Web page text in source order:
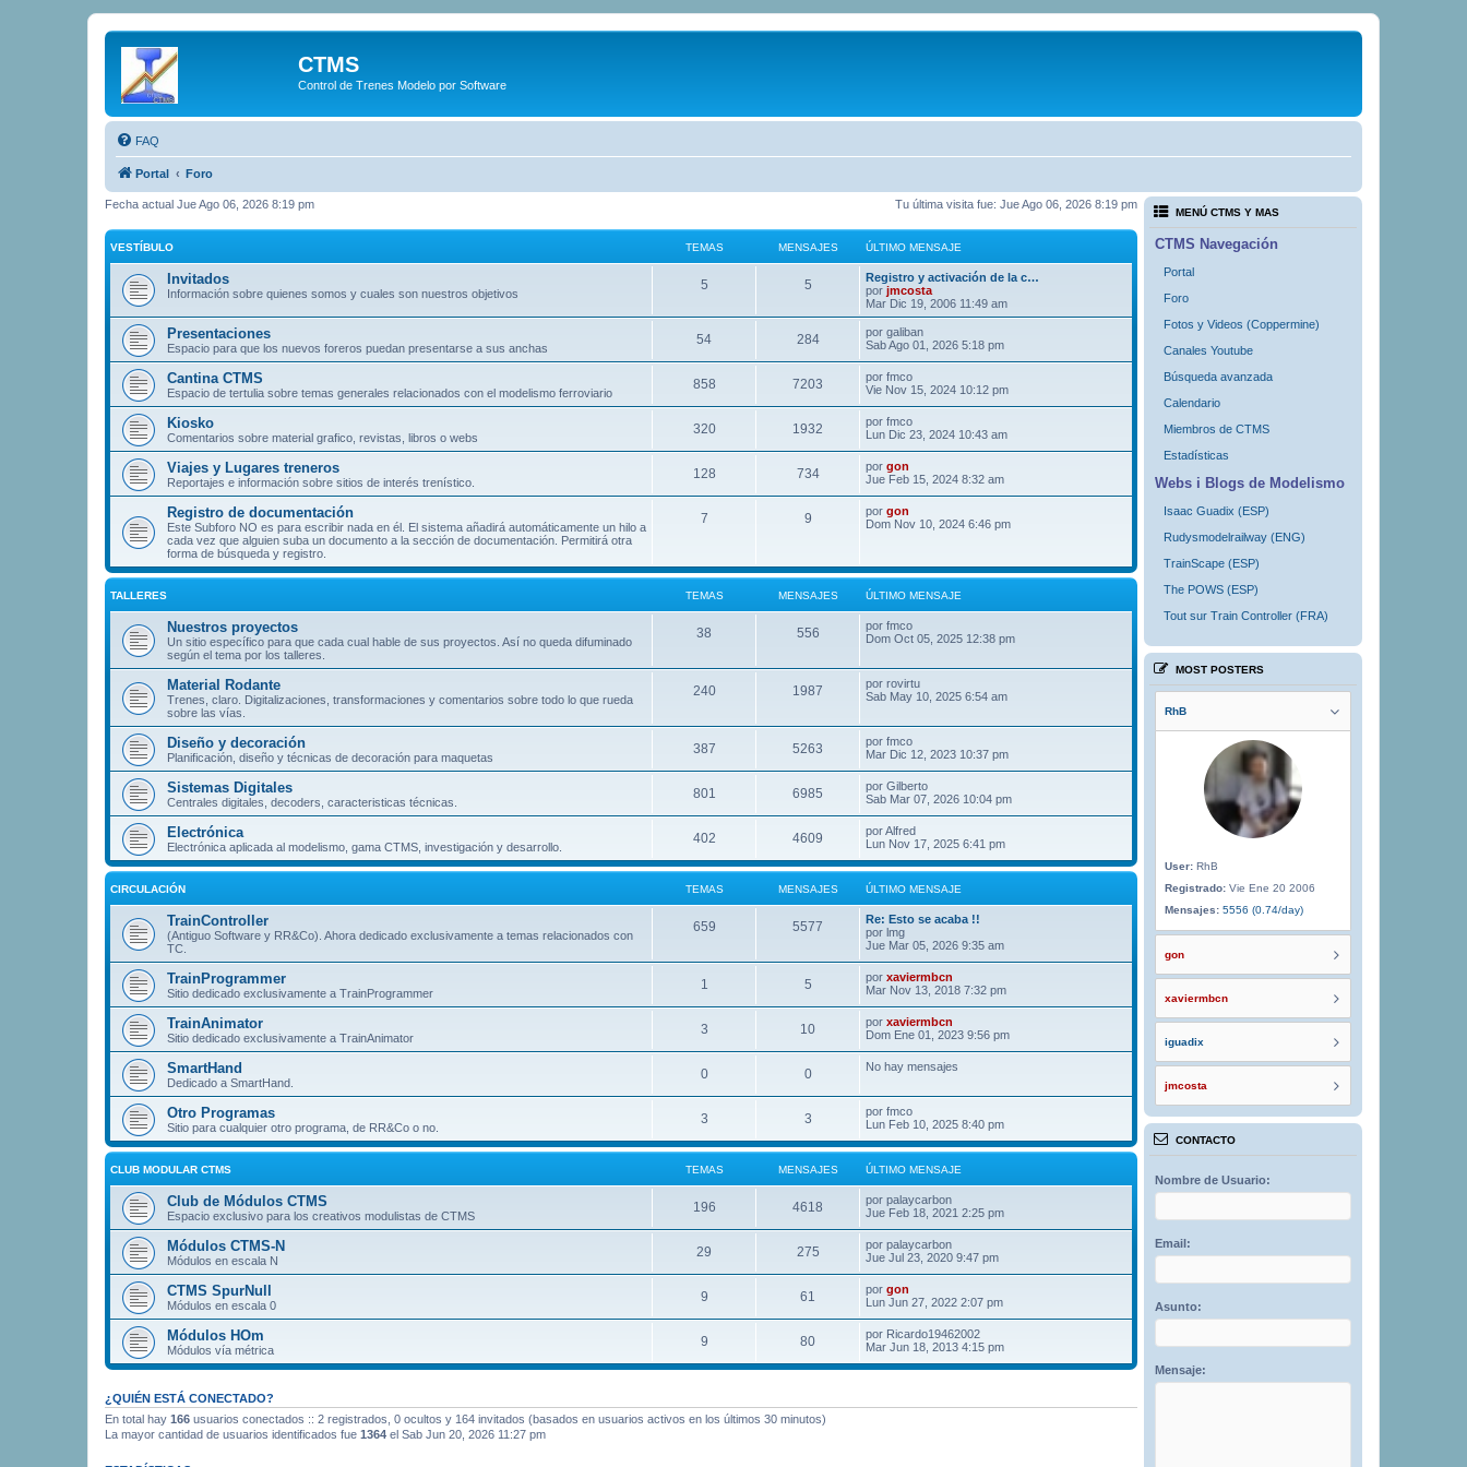
CTMS
Control de Trenes Modelo por Software
FAQ
Portal Foro
Tu última visita fue: Jue Ago 06, 2026 8:19 pm
Fecha actual Jue Ago 06, 2026 8:19 pm
VESTÍBULO TEMAS MENSAJES ÚLTIMO MENSAJE
Invitados
Información sobre quienes somos y cuales son nuestros objetivos
5 5
Registro y activación de la c…
por jmcosta
Mar Dic 19, 2006 11:49 am
Presentaciones
Espacio para que los nuevos foreros puedan presentarse a sus anchas
54 284 por galiban
Sab Ago 01, 2026 5:18 pm
Cantina CTMS
Espacio de tertulia sobre temas generales relacionados con el modelismo ferroviario
858 7203 por fmco
Vie Nov 15, 2024 10:12 pm
Kiosko
Comentarios sobre material grafico, revistas, libros o webs
320 1932 por fmco
Lun Dic 23, 2024 10:43 am
Viajes y Lugares treneros
Reportajes e información sobre sitios de interés trenístico.
128 734 por gon
Jue Feb 15, 2024 8:32 am
Registro de documentación
Este Subforo NO es para escribir nada en él. El sistema añadirá automáticamente un hilo a
cada vez que alguien suba un documento a la sección de documentación. Permitirá otra
forma de búsqueda y registro.
7 9 por gon
Dom Nov 10, 2024 6:46 pm
TALLERES TEMAS MENSAJES ÚLTIMO MENSAJE
Nuestros proyectos
Un sitio específico para que cada cual hable de sus proyectos. Así no queda difuminado
según el tema por los talleres.
38 556 por fmco
Dom Oct 05, 2025 12:38 pm
Material Rodante
Trenes, claro. Digitalizaciones, transformaciones y comentarios sobre todo lo que rueda
sobre las vías.
240 1987 por rovirtu
Sab May 10, 2025 6:54 am
Diseño y decoración
Planificación, diseño y técnicas de decoración para maquetas
387 5263 por fmco
Mar Dic 12, 2023 10:37 pm
Sistemas Digitales
Centrales digitales, decoders, caracteristicas técnicas.
801 6985 por Gilberto
Sab Mar 07, 2026 10:04 pm
Electrónica
Electrónica aplicada al modelismo, gama CTMS, investigación y desarrollo.
402 4609 porAlfred
Lun Nov 17, 2025 6:41 pm
CIRCULACIÓN TEMAS MENSAJES ÚLTIMO MENSAJE
TrainController
(Antiguo Software y RR&Co). Ahora dedicado exclusivamente a temas relacionados con
TC.
659 5577
Re: Esto se acaba !!
por lmg
Jue Mar 05, 2026 9:35 am
TrainProgrammer
Sitio dedicado exclusivamente a TrainProgrammer
1 5 por xaviermbcn
Mar Nov 13, 2018 7:32 pm
TrainAnimator
Sitio dedicado exclusivamente a TrainAnimator
3 10 por xaviermbcn
Dom Ene 01, 2023 9:56 pm
SmartHand
Dedicado a SmartHand.
0 0 No hay mensajes
Otro Programas
Sitio para cualquier otro programa, de RR&Co o no.
3 3 por fmco
Lun Feb 10, 2025 8:40 pm
CLUB MODULAR CTMS TEMAS MENSAJES ÚLTIMO MENSAJE
Club de Módulos CTMS
Espacio exclusivo para los creativos modulistas de CTMS
196 4618 por palaycarbon
Jue Feb 18, 2021 2:25 pm
Módulos CTMS-N
Módulos en escala N
29 275 por palaycarbon
Jue Jul 23, 2020 9:47 pm
CTMS SpurNull
Módulos en escala 0
9 61 por gon
Lun Jun 27, 2022 2:07 pm
Módulos HOm
Módulos vía métrica
9 80 por Ricardo19462002
Mar Jun 18, 2013 4:15 pm
¿QUIÉN ESTÁ CONECTADO?
En total hay 166 usuarios conectados :: 2 registrados, 0 ocultos y 164 invitados (basados en usuarios activos en los últimos 30 minutos)
La mayor cantidad de usuarios identificados fue 1364 el Sab Jun 20, 2026 11:27 pm
MENÚ CTMS Y MAS
CTMS Navegación
Portal
Foro
Fotos y Videos (Coppermine)
Canales Youtube
Búsqueda avanzada
Calendario
Miembros de CTMS
Estadísticas
Webs i Blogs de Modelismo
Isaac Guadix (ESP)
Rudysmodelrailway (ENG)
TrainScape (ESP)
The POWS (ESP)
Tout sur Train Controller (FRA)
MOST POSTERS
RhB
User: RhB
Registrado: Vie Ene 20 2006
Mensajes: 5556 (0.74/day)
gon
xaviermbcn
iguadix
jmcosta
CONTACTO
Nombre de Usuario:
Email:
Asunto:
Mensaje: